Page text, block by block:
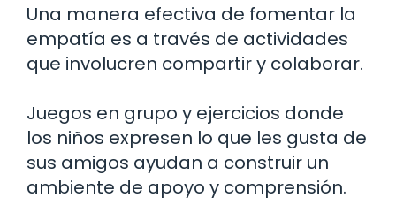
Una manera efectiva de fomentar la
empatía es a través de actividades
que involucren compartir y colaborar.
Juegos en grupo y ejercicios donde
los niños expresen lo que les gusta de
sus amigos ayudan a construir un
ambiente de apoyo y comprensión.